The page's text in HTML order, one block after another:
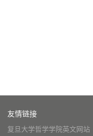
友情链接
复旦大学哲学学院英文网站